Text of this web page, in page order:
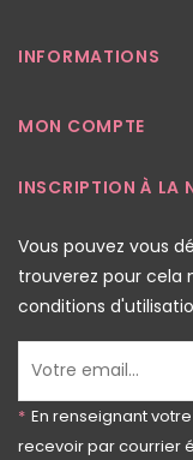
INFORMATIONS
MON COMPTE
INSCRIPTION À LA
Vous pouvez vous
trouverez pour cela
conditions
* En renseignant
recevoir par courrier